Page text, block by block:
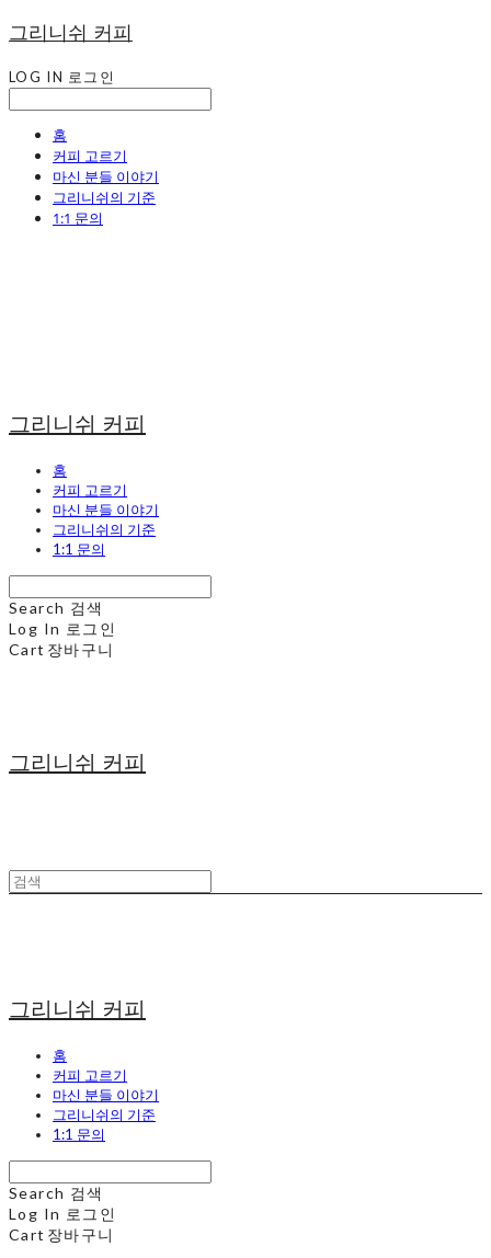
그리니쉬 커피
LOG IN 로그인
홈
커피 고르기
마신 분들 이야기
그리니쉬의 기준
1:1 문의
그리니쉬 커피
홈
커피 고르기
마신 분들 이야기
그리니쉬의 기준
1:1 문의
Search 검색
Log In 로그인
Cart 장바구니
그리니쉬 커피
그리니쉬 커피
홈
커피 고르기
마신 분들 이야기
그리니쉬의 기준
1:1 문의
Search 검색
Log In 로그인
Cart 장바구니